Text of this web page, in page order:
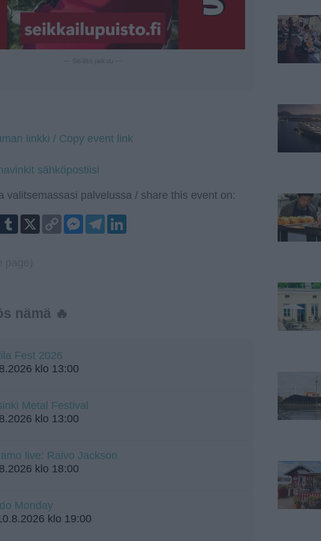
linkki / Copy event link
sähköpostiisi
valitsemassasi palvelussa / share this event on:
Tumblr
X
Copy
Link
Messenger
Telegram
nämä 🔥
Fest 2026
klo 13:00
Metal Festival
klo 13:00
live: Raivo Jackson
klo 18:00
Monday
klo 19:00